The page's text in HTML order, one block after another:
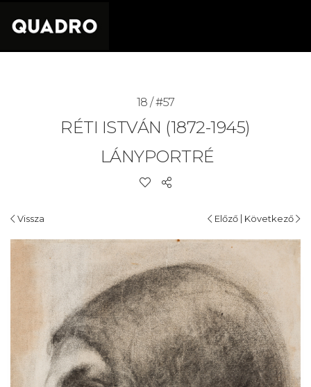
18 / #57
RÉTI ISTVÁN (1872-1945)
LÁNYPORTRÉ
Vissza Előző | Következő